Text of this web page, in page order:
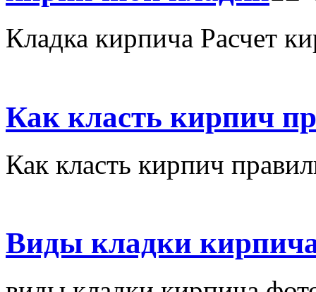
Кладка кирпича Расчет
Как класть кирпич
Как класть кирпич
Виды кладки